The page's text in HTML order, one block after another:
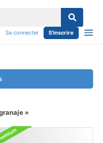
Se connecter S'inscrire